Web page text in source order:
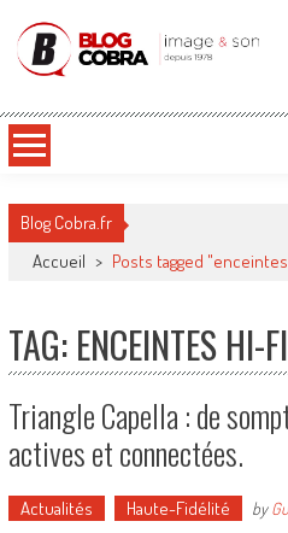
Blog Cobra
Blog Cobra.fr
Accueil > Posts tagged
TAG: ENCEINTES HI-FI
Triangle Capella : de
actives et connectées.
Actualités Haute-Fidélité by